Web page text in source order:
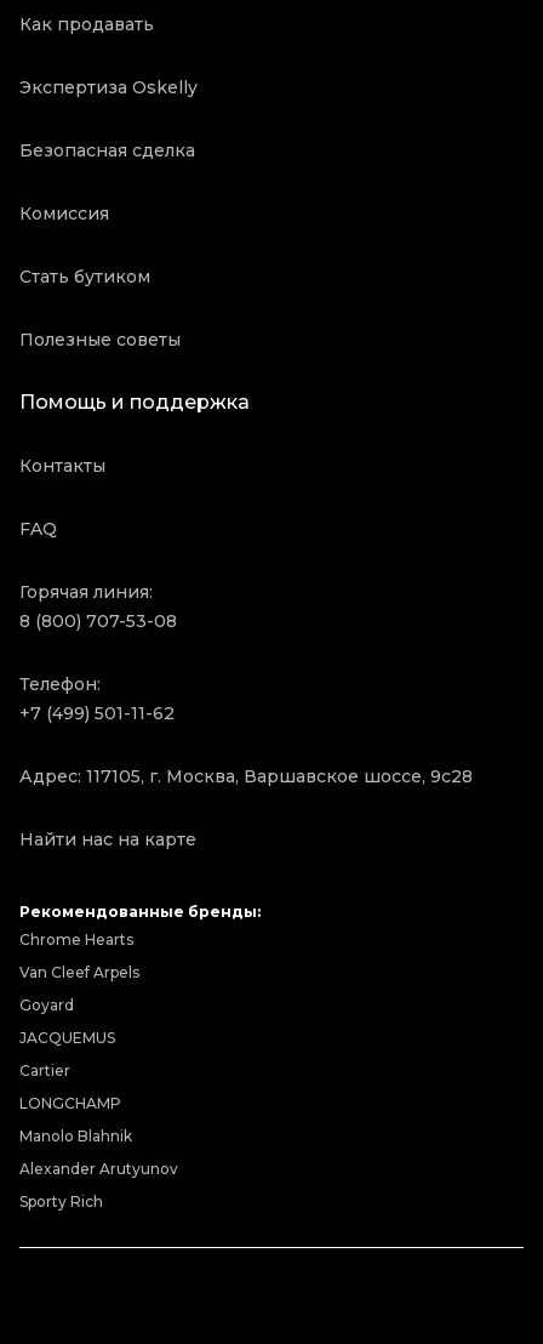
Как продавать
Экспертиза Oskelly
Безопасная сделка
Комиссия
Стать бутиком
Полезные советы
Помощь и поддержка
Контакты
FAQ
Горячая линия:
8 (800) 707-53-08
Телефон:
+7 (499) 501-11-62
Адрес: 117105, г. Москва, Варшавское шоссе, 9с28
Найти нас на карте
Рекомендованные бренды:
Chrome Hearts
Van Cleef Arpels
Goyard
JACQUEMUS
Cartier
LONGCHAMP
Manolo Blahnik
Alexander Arutyunov
Sporty Rich